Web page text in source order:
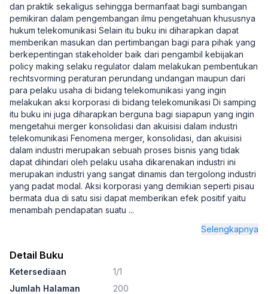
dan praktik sekaligus sehingga bermanfaat bagi sumbangan
pemikiran dalam pengembangan ilmu pengetahuan khususnya
hukum telekomunikasi Selain itu buku ini diharapkan dapat
memberikan masukan dan pertimbangan bagi para pihak yang
berkepentingan stakeholder baik dari pengambil kebijakan
policy making selaku regulator dalam melakukan pembentukan
rechtsvorming peraturan perundang undangan maupun dari
para pelaku usaha di bidang telekomunikasi yang ingin
melakukan aksi korporasi di bidang telekomunikasi Di samping
itu buku ini juga diharapkan berguna bagi siapapun yang ingin
mengetahui merger konsolidasi dan akuisisi dalam industri
telekomunikasi Fenomena merger, konsolidasi, dan akuisisi
dalam industri merupakan sebuah proses bisnis yang tidak
dapat dihindari oleh pelaku usaha dikarenakan industri ini
merupakan industri yang sangat dinamis dan tergolong industri
yang padat modal. Aksi korporasi yang demikian seperti pisau
bermata dua di satu sisi dapat memberikan efek positif yaitu
menambah pendapatan suatu ...
Selengkapnya
Detail Buku
Ketersediaan
1/1
Jumlah Halaman
200